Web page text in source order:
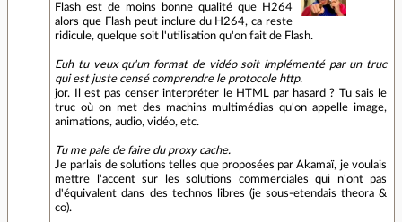
Flash est de moins bonne qualité que H264
alors que Flash peut inclure du H264, ca reste
ridicule, quelque soit l'utilisation qu'on fait de Flash.
Euh tu veux qu'un format de vidéo soit implémenté par un truc
qui est juste censé comprendre le protocole http.
jor. Il est pas censer interpréter le HTML par hasard ? Tu sais le
truc où on met des machins multimédias qu'on appelle image,
animations, audio, vidéo, etc.
Tu me pale de faire du proxy cache.
Je parlais de solutions telles que proposées par Akamaï, je voulais
mettre l'accent sur les solutions commerciales qui n'ont pas
d'équivalent dans des technos libres (je sous-etendais theora &
co).